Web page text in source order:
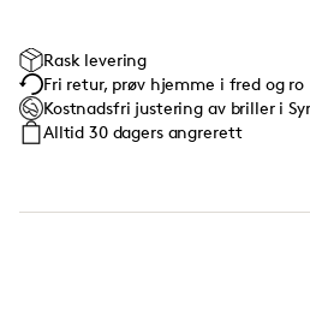
Rask levering
Fri retur, prøv hjemme i fred og ro
Kostnadsfri justering av briller i
Alltid 30 dagers angrerett